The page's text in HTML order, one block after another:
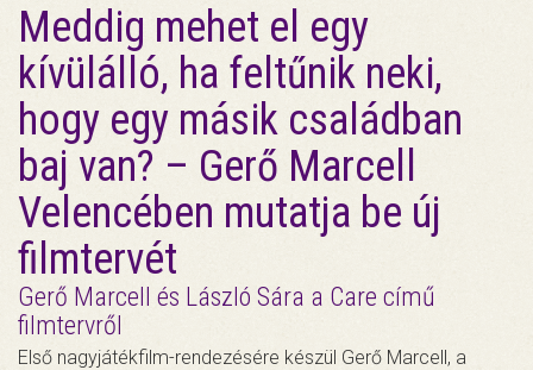
Meddig mehet el egy
kívülálló, ha feltűnik neki,
hogy egy másik családban
baj van? – Gerő Marcell
Velencében mutatja be új
filmtervét
Gerő Marcell és László Sára a Care című
filmtervről
Első nagyjátékfilm-rendezésére készül Gerő Marcell, a